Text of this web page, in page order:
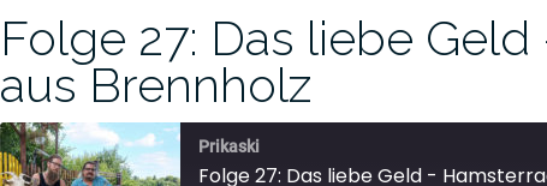
Folge 27: Das liebe
aus Brennholz
Prikaski
Folge 27: Das liebe Geld -